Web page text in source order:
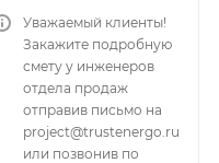
Уважаемый клиенты!
Закажите подробную
смету у инженеров
отдела продаж
отправив письмо на
project@trustenergo.ru
или позвонив по